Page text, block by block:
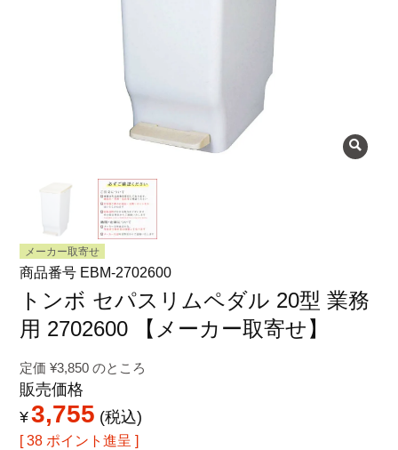
お問い合わせ
プライバシーポリシー
特定商取引法に関する表示
メーカー取寄せ
商品番号 EBM-2702600
トンボ セパスリムペダル 20型 業務
用 2702600 【メーカー取寄せ】
定価 ¥3,850 のところ
販売価格
¥3,755 税込
38 ポイント進呈 ]